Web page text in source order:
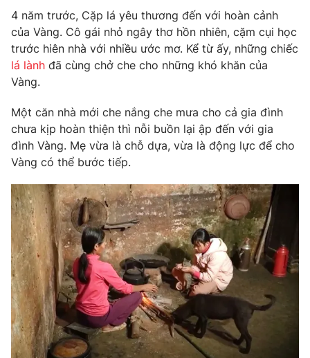
Thị trường
Tư vấn
Lịch phát sóng
Chuyên mục khác
Emagazine
Photo Infographic
Video
VTV Money VTV Thể thao
VTV Sức khoẻ Bất động sản
Thị trường 24h Tấm lòng Việt
VTV4 Vươn mình bằng AI
4 năm trước, Cặp lá yêu thương đến với hoàn cảnh
của Vàng. Cô gái nhỏ ngây thơ hồn nhiên, cặm cụi học
trước hiên nhà với nhiều ước mơ. Kể từ ấy, những chiếc
lá lành đã cùng chở che cho những khó khăn của
Vàng.
Một căn nhà mới che nắng che mưa cho cả gia đình
chưa kịp hoàn thiện thì nỗi buồn lại ập đến với gia
đình Vàng. Mẹ vừa là chỗ dựa, vừa là động lực để cho
Vàng có thể bước tiếp.